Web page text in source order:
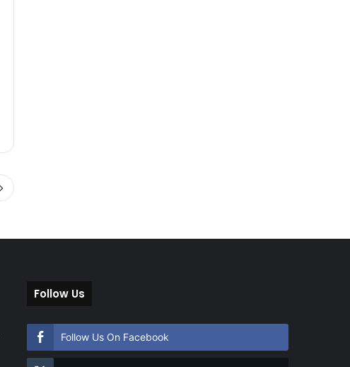
Follow Us
Follow Us On Facebook